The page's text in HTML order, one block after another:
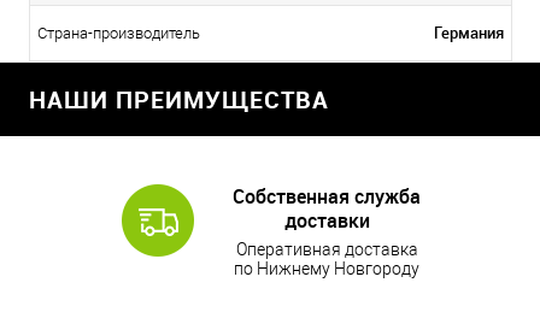
Страна-производитель Германия
НАШИ ПРЕИМУЩЕСТВА
Собственная служба
доставки
Оперативная доставка
по Нижнему Новгороду